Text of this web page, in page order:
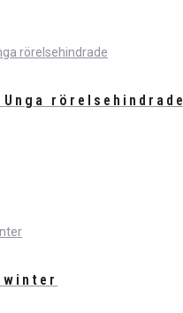
rörelsehindrade
winter